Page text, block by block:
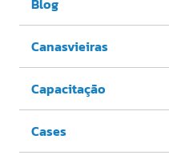
Blog
Canasvieiras
Capacitação
Cases